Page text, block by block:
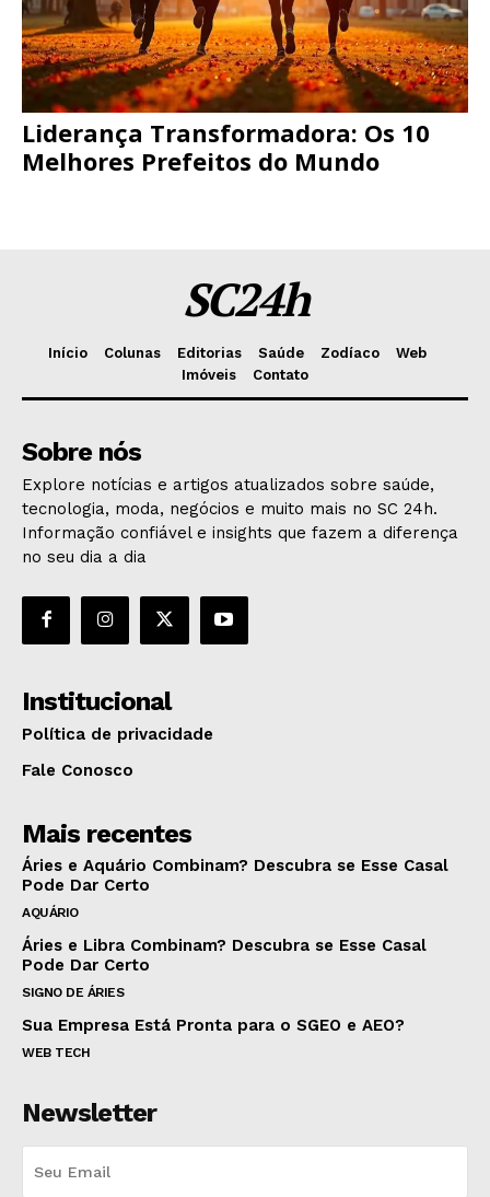
Liderança Transformadora: Os 10
Melhores Prefeitos do Mundo
SC24h
Início Colunas Editorias Saúde Zodíaco
Web
Imóveis
Contato
Sobre nós
Explore notícias e artigos atualizados sobre saúde,
tecnologia, moda, negócios e muito mais no SC 24h.
Informação confiável e insights que fazem a diferença
no seu dia a dia
Institucional
Política de privacidade
Fale Conosco
Mais recentes
Áries e Aquário Combinam? Descubra se Esse Casal
Pode Dar Certo
AQUÁRIO
Áries e Libra Combinam? Descubra se Esse Casal
Pode Dar Certo
SIGNO DE ÁRIES
Sua Empresa Está Pronta para o SGEO e AEO?
WEB TECH
Newsletter